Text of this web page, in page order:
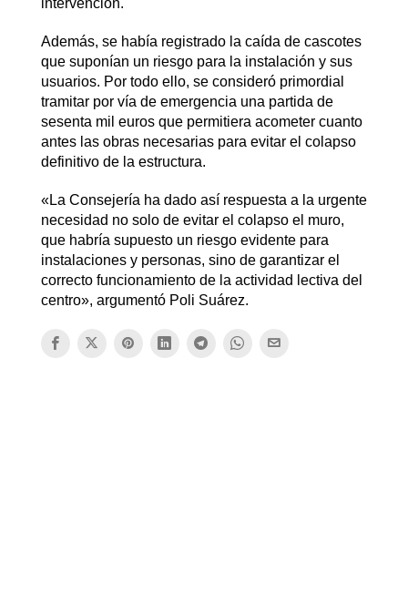
Además, se había registrado la caída de cascotes
que suponían un riesgo para la instalación y sus
usuarios. Por todo ello, se consideró primordial
tramitar por vía de emergencia una partida de
sesenta mil euros que permitiera acometer cuanto
antes las obras necesarias para evitar el colapso
definitivo de la estructura.
«La Consejería ha dado así respuesta a la urgente
necesidad no solo de evitar el colapso el muro,
que habría supuesto un riesgo evidente para
instalaciones y personas, sino de garantizar el
correcto funcionamiento de la actividad lectiva del
centro», argumentó Poli Suárez.